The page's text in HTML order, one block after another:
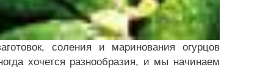
соления и маринования огурцов
хочется разнообразия, и мы начинаем